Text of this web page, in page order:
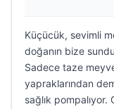
Küçücük, sevimli
doğanın bize
Sadece taze
yapraklarından
sağlık